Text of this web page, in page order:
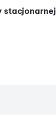
stacjonarnej